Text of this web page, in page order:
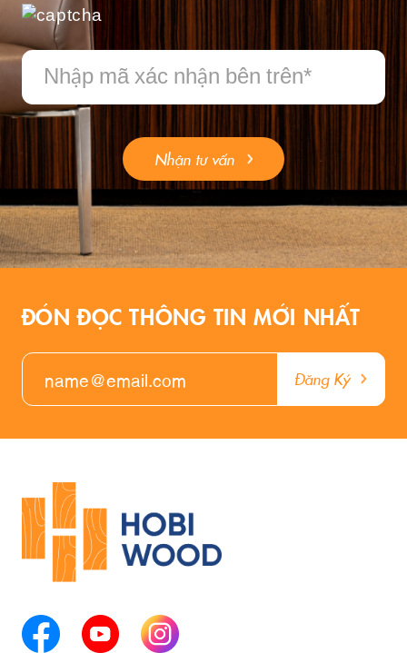
Nhận tư vấn
ĐÓN ĐỌC THÔNG TIN MỚI NHẤT
Đăng Ký